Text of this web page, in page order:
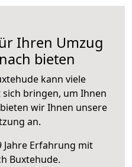
Ihren Umzug
bieten
kann viele
bringen, um Ihnen
wir Ihnen unsere
an.
Jahre Erfahrung mit
Buxtehude.